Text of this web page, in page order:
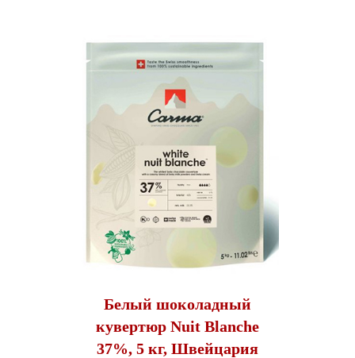
Белый шоколадный
кувертюр Nuit Blanche
37%, 5 кг, Швейцария